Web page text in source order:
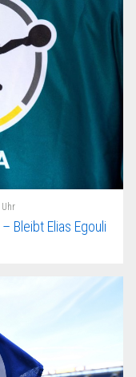
Bleibt Elias Egouli